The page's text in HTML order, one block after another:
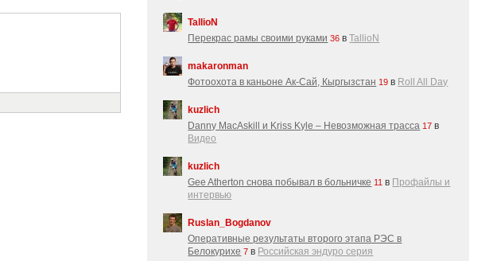
TallioN
Перекрас рамы своими руками 36 вTallioN
makaronman
Фотоохота в каньоне Ак-Cай, Кыргызстан 19 в Roll All Day
kuzlich
Danny MacAskill и Kriss Kyle – Невозможная трасса 17 в
Видео
kuzlich
Gee Atherton снова побывал в больничке 11 в Профайлы и
интервью
Ruslan_Bogdanov
Оперативные результаты второго этапа РЭС в
Белокурихе 7 в Российская эндуро серия